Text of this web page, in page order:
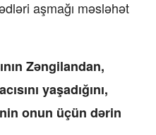
aşmağı məsləhət
Zəngilandan,
yaşadığını,
onun üçün dərin